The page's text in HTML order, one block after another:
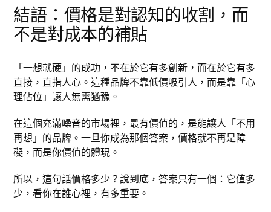
結語：價格是對認知的收割，而
不是對成本的補貼
「一想就硬」的成功，不在於它有多創新，而在於它有多
直接，直指人心。這種品牌不靠低價吸引人，而是靠「心
理佔位」讓人無需猶豫。
在這個充滿噪音的市場裡，最有價值的，是能讓人「不用
再想」的品牌。一旦你成為那個答案，價格就不再是障
礙，而是你價值的體現。
所以，這句話價格多少？說到底，答案只有一個：它值多
少，看你在誰心裡，有多重要。